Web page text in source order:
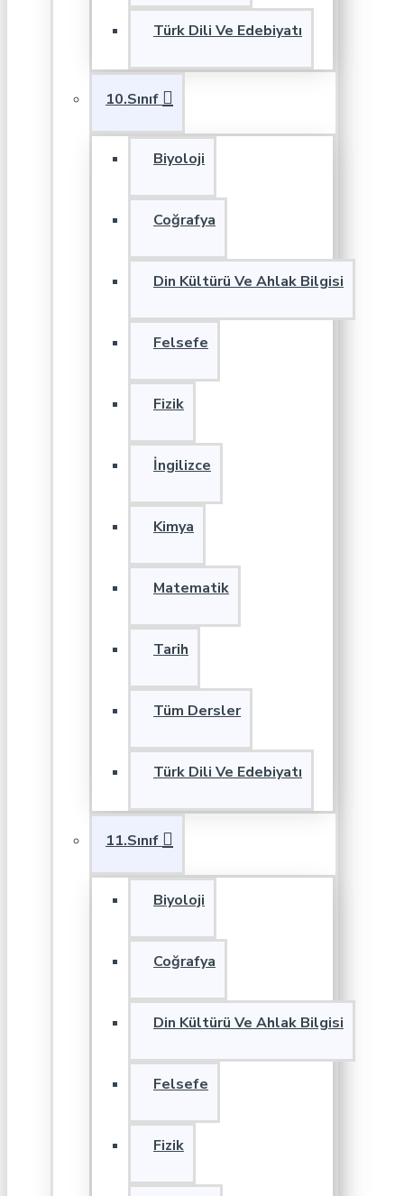
Türk Dili Ve Edebiyatı
10.Sınıf
Biyoloji
Coğrafya
Din Kültürü Ve Ahlak Bilgisi
Felsefe
Fizik
İngilizce
Kimya
Matematik
Tarih
Tüm Dersler
Türk Dili Ve Edebiyatı
11.Sınıf
Biyoloji
Coğrafya
Din Kültürü Ve Ahlak Bilgisi
Felsefe
Fizik